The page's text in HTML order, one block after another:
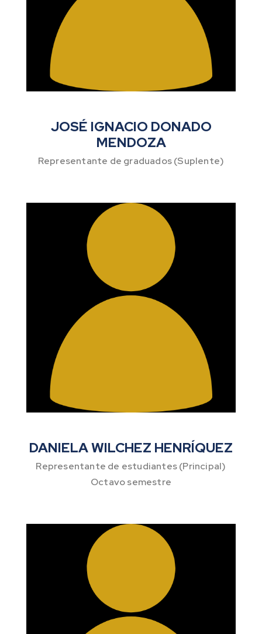
JOSÉ IGNACIO DONADO
MENDOZA
Representante de graduados (Suplente)
DANIELA WILCHEZ HENRÍQUEZ
Representante de estudiantes (Principal)
Octavo semestre